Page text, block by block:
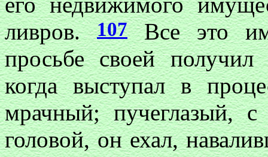
ливров.107Все это
просьбе своей
когда выступал в
мрачный; пучеглазый,
головой, он ехал,